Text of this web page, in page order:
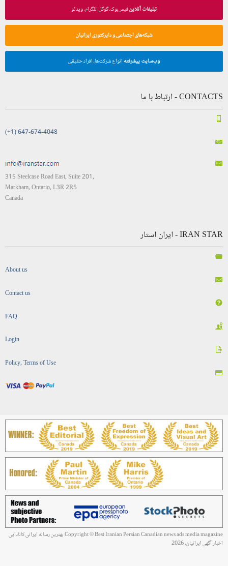
تبلیغات آنلاینفیس‌بوک، گوگل، تلگرام، ویدئو
شبکه‌های اجتماعی و دایرکتوری ایرانیان
وب‌سایت پیشرفتهانواع شرکت‌ها، افراد حقیقی
CONTACTS - ارتباط با ما
315 Steelcase Road East, Suite 201,
Markham, Ontario, L3R 2R5
IRAN STAR - ایران استار